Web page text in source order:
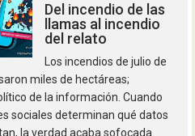
Del incendio de las
llamas al incendio
del relato
Los incendios de julio de
miles de hectáreas;
de la información. Cuando
sociales determinan qué datos
la verdad acaba sofocada